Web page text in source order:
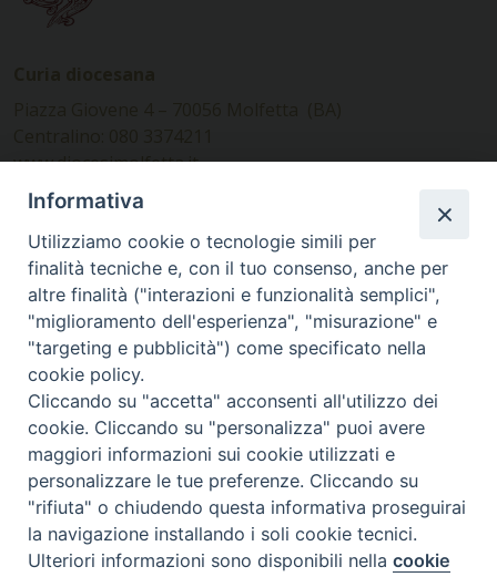
www.diocesimolfetta.it –
diocesimolfetta@pec.chiesacattolica.it
Ufficio Comunicazioni sociali
Piazza Giovene 4 – 70056 Molfetta (BA)
comunicazionisociali@diocesimolfetta.it
SEGUICI SU
Facebook
Instagram
X YouTube
Feed
Privacy Policy - trasparenza
© 2016 - 2026 Diocesi Molfetta Ruvo Giovinazzo Terlizzi
Preferenze Cookie
Informativa
Utilizziamo cookie o tecnologie simili per
finalità tecniche e, con il tuo consenso, anche per
altre finalità ("interazioni e funzionalità semplici",
"miglioramento dell'esperienza", "misurazione" e
"targeting e pubblicità") come specificato nella
cookie policy.
Cliccando su "accetta" acconsenti all'utilizzo dei
cookie. Cliccando su "personalizza" puoi avere
maggiori informazioni sui cookie utilizzati e
personalizzare le tue preferenze. Cliccando su
"rifiuta" o chiudendo questa informativa proseguirai
la navigazione installando i soli cookie tecnici.
Ulteriori informazioni sono disponibili nellacookie